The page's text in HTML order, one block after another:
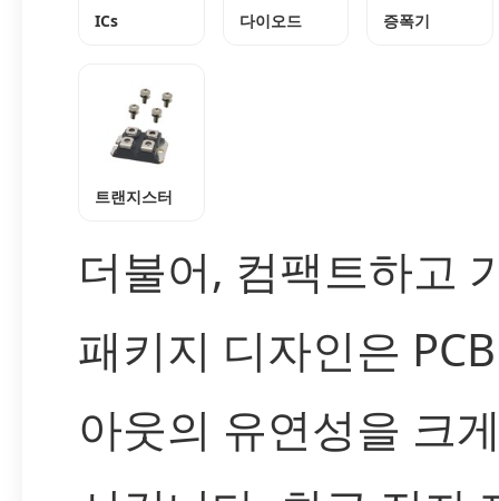
ICs 다이오드 증폭기
트랜지스터
더불어, 컴팩트하고
패키지 디자인은
아웃의 유연성을 크